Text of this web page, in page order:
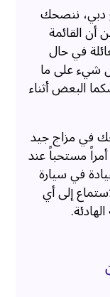
دبي، ننصحك
أن القائمة
في حال
شيء على ما
البعض أثناء
في مزاج جيد
مستحباً عند
في سيارة
إلى أي